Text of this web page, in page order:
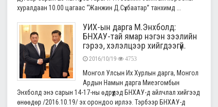
хуралдаан 10.00 цагаас “Жанжин Д.Сүхбаатар” танхимд ...
УИХ-ын дарга М.Энхболд:
БНХАУ-тай ямар нэгэн зээлийн
гэрээ, хэлэлцээр хийгдээгүй.
2016/10/19 4753
Монгол Улсын Их Хурлын дарга, Монгол
Ардын Намын дарга Миеэгомбын
Энхболд энэ сарын 14-17-ны өдрүүдэд БНХАУ-д айлчлал хийгээд
өнөөдөр /2016.10.19/ эх орондоо ирлээ. Тэрбээр БНХАУ-д